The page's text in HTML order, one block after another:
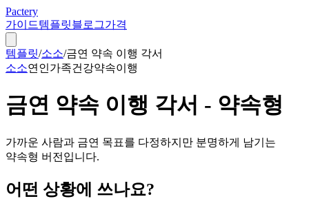
Pactery
가이드템플릿블로그가격
템플릿/소소/금연 약속 이행 각서
소소연인가족건강약속이행
금연 약속 이행 각서 - 약속형
가까운 사람과 금연 목표를 다정하지만 분명하게 남기는
약속형 버전입니다.
어떤 상황에 쓰나요?